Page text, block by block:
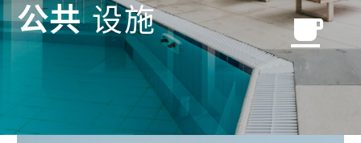
中文 (中国)


公共设施